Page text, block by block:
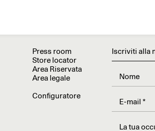
Iscriviti alla
La tua
Press room
Store locator
Area Riservata
Area legale
Configuratore